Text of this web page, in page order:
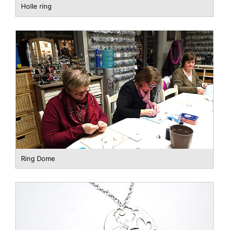
Holle ring
Ring Dome